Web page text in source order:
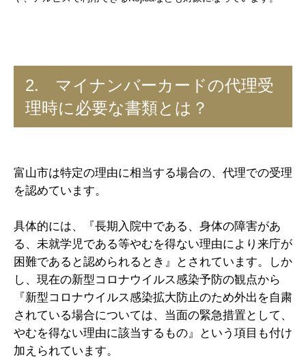
2. マイナンバーカードの代理受
理時に必要な書類とは？
富山市は特定の理由に相当する場合の、代理での受理
を認めています。
具体的には、『長期入院中である、身体の障害があ
る、未就学児である等やむを得ない理由により来庁が
困難であると認められるとき』とされています。しか
し、現在の新型コロナウイルス感染予防の観点から
『新型コロナウイルス感染拡大防止のため外出を自粛
されている場合については、当面の緊急措置として、
やむを得ない理由に該当するもの』という項目も付け
加えられています。